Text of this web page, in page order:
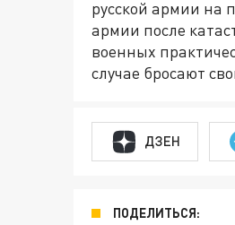
русской армии на
армии после
военных
случае бросают
ДЗЕН
ПОДЕЛИТЬСЯ: